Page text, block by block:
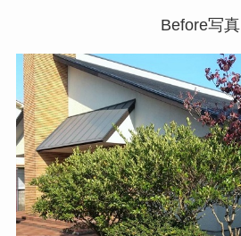
Before写真